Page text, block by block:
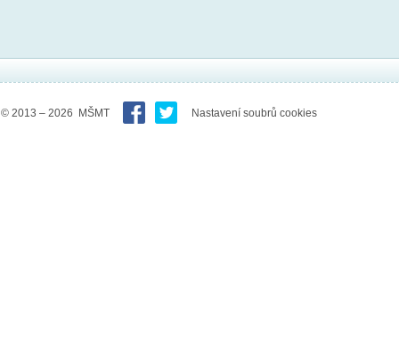
© 2013 – 2026 MŠMT Nastavení soubrů cookies